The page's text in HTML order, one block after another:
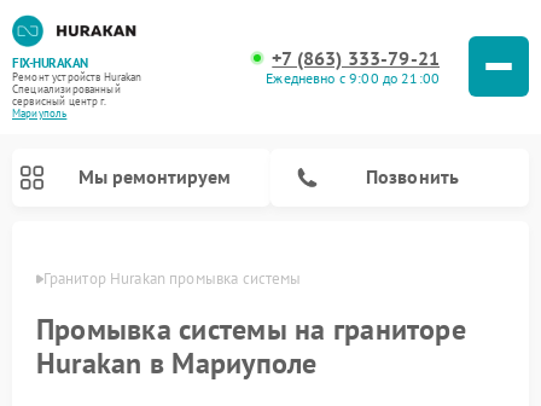
FIX-HURAKAN
Ремонт устройств Hurakan
Специализированный
cервисный центр г.
Мариуполь
+7 (863) 333-79-21
Ежедневно с 9:00 до 21:00
Мы ремонтируем Позвонить
Гранитор Hurakan промывка системы
Промывка системы на граниторе
Hurakan в Мариуполе